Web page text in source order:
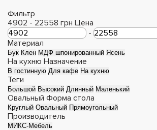
Фильтр
4902 - 22558 грн Цена
-
Материал
Бук Клен МДФ шпонированный Ясень
На кухню Назначение
В гостинную Для кафе На кухню
Теги
Большой Высокий Длинный Маленький
Овальный Форма стола
Круглый Овальный Прямоугольный
Производитель
МИКС-Мебель